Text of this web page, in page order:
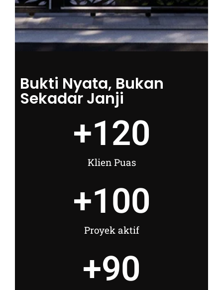
Bukti Nyata, Bukan
Sekadar Janji
Klien Puas
+120
Proyek aktif
+100
+90